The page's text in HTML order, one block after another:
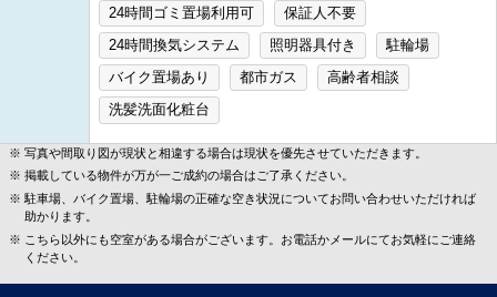
24時間ゴミ置場利用可
保証人不要
24時間換気システム
照明器具付き
駐輪場
バイク置場あり
都市ガス
高齢者相談
洗髪洗面化粧台
写真や間取り図が現状と相違する場合は現状を優先させていただきます。
掲載している物件が万が一ご成約の場合はご了承ください。
駐車場、バイク置場、駐輪場の正確な空き状況についてお問い合わせいただければ
助かります。
こちら以外にも空室がある場合がございます。お電話かメールにてお気軽にご連絡
ください。